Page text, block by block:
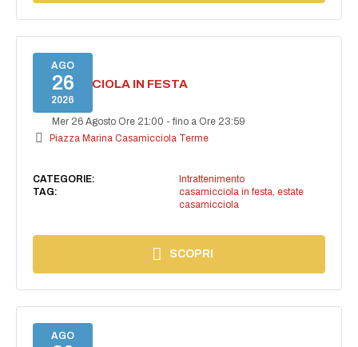
AGO
26
2026
CASAMICCIOLA IN FESTA
Mer 26 Agosto Ore 21:00 -fino a Ore 23:59
Piazza Marina Casamicciola Terme
CATEGORIE:
Intrattenimento
TAG:
casamicciola in festa estate
casamicciola
SCOPRI
AGO